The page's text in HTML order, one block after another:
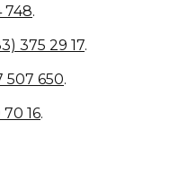
748.
375 29 17.
507 650.
16.